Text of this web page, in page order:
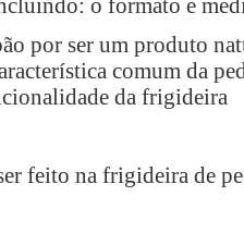
o formato e
por ser um produto
comum da
da frigideira
feito na frigideira de